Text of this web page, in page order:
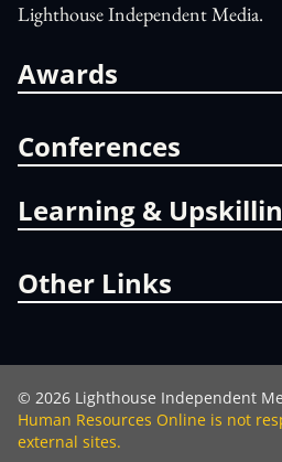
Lighthouse Independent Media.
Awards
Conferences
Learning &
Other Links
© 2026 Lighthouse Independent
Human Resources Online is not
external sites.